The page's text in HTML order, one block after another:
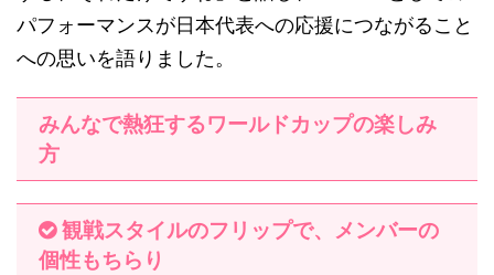
パフォーマンスが日本代表への応援につながること
への思いを語りました。
みんなで熱狂するワールドカップの楽しみ
方
観戦スタイルのフリップで、メンバーの
個性もちらり